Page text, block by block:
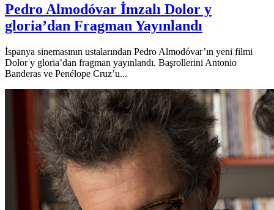
Pedro Almodóvar İmzalı Dolor y
gloria’dan Fragman Yayınlandı
İspanya sinemasının ustalarından Pedro Almodóvar’ın yeni filmi
Dolor y gloria’dan fragman yayınlandı. Başrollerini Antonio
Banderas ve Penélope Cruz’u...